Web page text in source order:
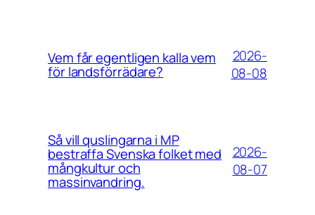
Vem får egentligen kalla vem
för landsförrädare?
2026-
08-08
Så vill quslingarna i MP
bestraffa Svenska folket med
mångkultur och
massinvandring.
2026-
08-07